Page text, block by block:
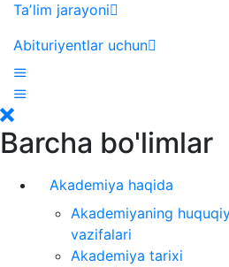
Taʼlim jarayoni
Abituriyentlar uchun
Barcha bo'limlar
Akademiya haqida
Akademiyaning
vazifalari
Akademiya tarixi